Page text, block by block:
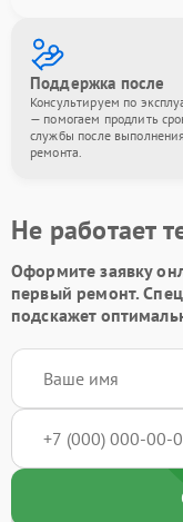
Поддержка после
Консультируем по
— помогаем продлить
службы после выполнения
ремонта.
Не работает
Оформите заявку
первый ремонт.
подскажет